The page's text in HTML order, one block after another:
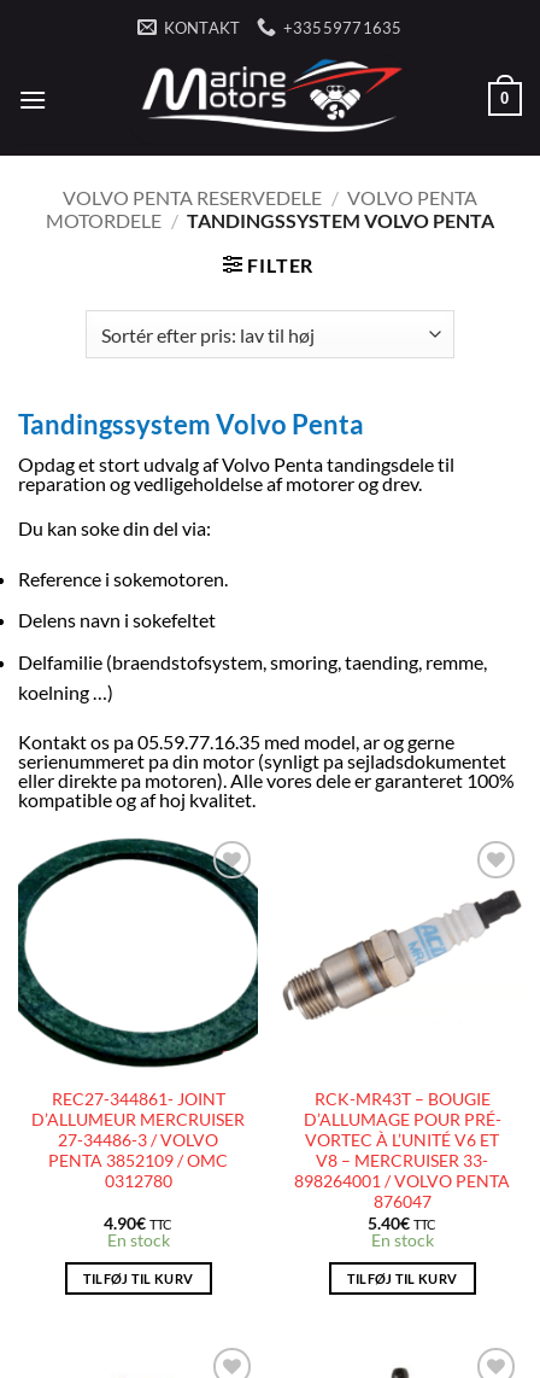
KONTAKT +33559771635
0
VOLVO PENTA RESERVEDELE / VOLVO PENTA
MOTORDELE / TANDINGSSYSTEM VOLVO PENTA
FILTER
Tandingssystem Volvo Penta
Opdag et stort udvalg af Volvo Penta tandingsdele til
reparation og vedligeholdelse af motorer og drev.
Du kan soke din del via:
Reference i sokemotoren.
Delens navn i sokefeltet
Delfamilie (braendstofsystem, smoring, taending, remme,
koelning …)
Kontakt os pa 05.59.77.16.35 med model, ar og gerne
serienummeret pa din motor (synligt pa sejladsdokumentet
eller direkte pa motoren). Alle vores dele er garanteret 100%
kompatible og af hoj kvalitet.
AJOUTER
REC27-344861- JOINT
D’ALLUMEUR MERCRUISER
27-34486-3 / VOLVO
PENTA 3852109 / OMC
0312780
4.90€ TTC
En stock
TILFØJ TIL KURV
AJOUTER
À LA
LISTE
D’ENVIES
RCK-MR43T – BOUGIE
D’ALLUMAGE POUR PRÉ-
VORTEC À L’UNITÉ V6 ET
V8 – MERCRUISER 33-
898264001 / VOLVO PENTA
876047
5.40€ TTC
En stock
TILFØJ TIL KURV